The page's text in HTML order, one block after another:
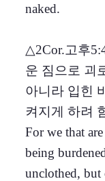
naked.
△2Cor.고후
운 짐으로 괴
아니라 입힌
켜지게 하려
For we that
being
unclothed,